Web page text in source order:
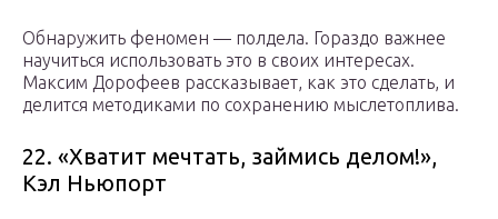
Обнаружить феномен — полдела. Гораздо важнее
научиться использовать это в своих интересах.
Максим Дорофеев рассказывает, как это сделать, и
делится методиками по сохранению мыслетоплива.
22. «Хватит мечтать, займись делом!»,
Кэл Ньюпорт